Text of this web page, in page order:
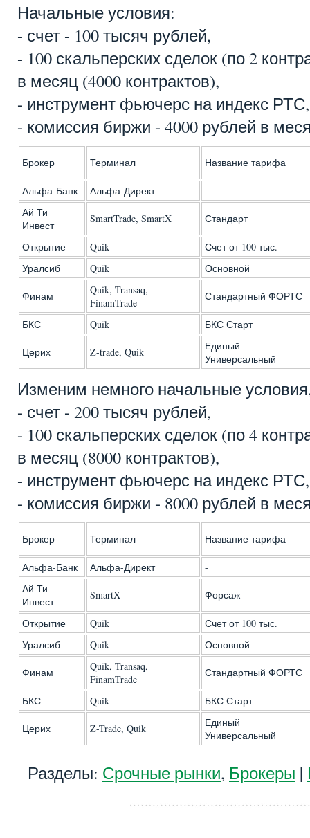
Начальные условия:
- счет - 100 тысяч рублей,
- 100 скальперских сделок (по 2
в месяц (4000 контрактов),
- инструмент фьючерс на индекс РТС,
- комиссия биржи - 4000 рублей в
Брокер Терминал Название тарифа
Альфа-Банк Альфа-Директ
-
Ай Ти
Инвест
SmartTrade, SmartX Стандарт
Открытие Quik
Счет от 100 тыс.
Уралсиб
Quik Основной
Финам
Quik, Transaq,
FinamTrade
Стандартный ФОРТС
БКС Quik БКС Старт
Церих Z-trade, Quik
Единый
Универсальный
Изменим немного начальные
- счет - 200 тысяч рублей,
- 100 скальперских сделок (по 4
в месяц (8000 контрактов),
- инструмент фьючерс на индекс РТС,
- комиссия биржи - 8000 рублей в
Брокер Терминал Название тарифа
Альфа-Банк Альфа-Директ
-
Ай Ти
Инвест
SmartX Форсаж
Открытие Quik
Счет от 100 тыс.
Уралсиб
Quik Основной
Финам
Quik, Transaq,
FinamTrade
Стандартный ФОРТС
БКС Quik БКС Старт
Церих Z-Trade, Quik
Единый
Универсальный
Разделы: Срочные рынки, Брокеры |